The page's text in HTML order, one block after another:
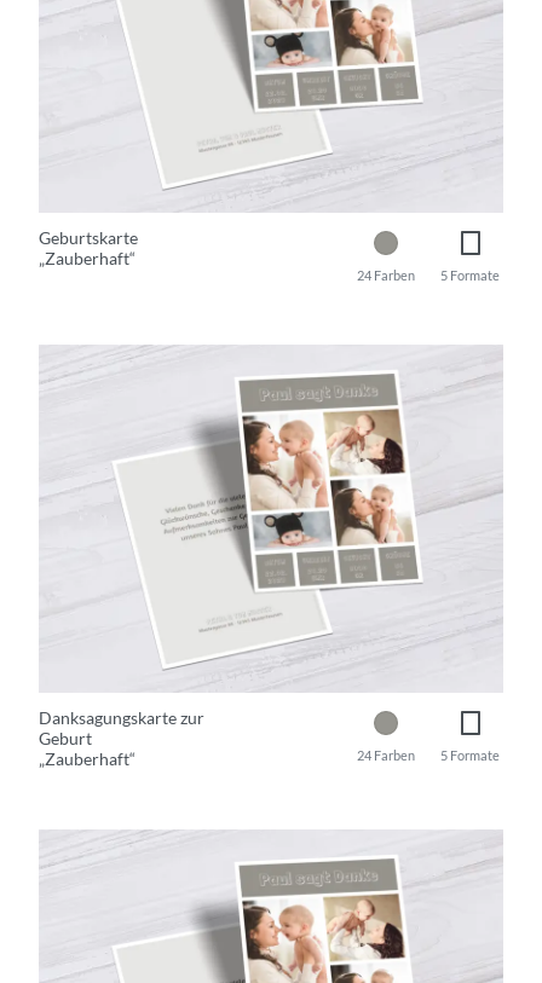
Geburtskarte
„Zauberhaft“
5 Formate
24 Farben
Danksagungskarte zur
Geburt
„Zauberhaft“
5 Formate
24 Farben